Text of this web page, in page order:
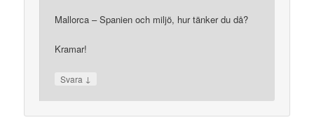
Mallorca – Spanien och miljö, hur tänker du då?
Kramar!
Svara ↓